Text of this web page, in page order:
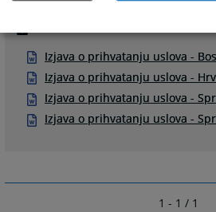
Izjava o prihvatanju uslova -
Izjava o prihvatanju uslova -
Izjava o prihvatanju uslova -
Izjava o prihvatanju uslova -
1 - 1 / 1